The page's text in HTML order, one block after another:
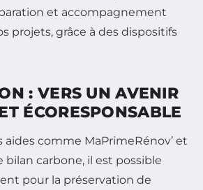
et accompagnement
projets, grâce à des dispositifs
: VERS UN AVENIR
ÉCORESPONSABLE
comme MaPrimeRénov’ et
bilan carbone, il est possible
pour la préservation de